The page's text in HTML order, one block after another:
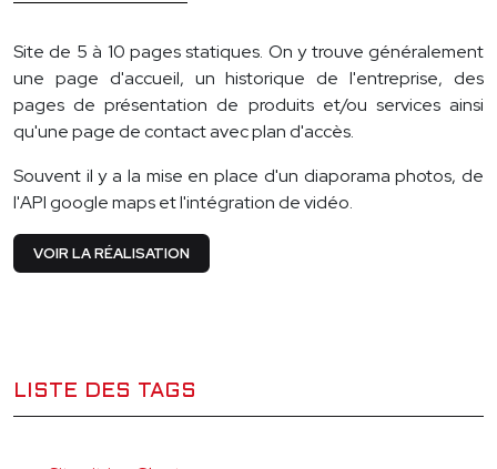
Site de 5 à 10 pages statiques. On y trouve généralement
une page d'accueil, un historique de l'entreprise, des
pages de présentation de produits et/ou services ainsi
qu'une page de contact avec plan d'accès.
Souvent il y a la mise en place d'un diaporama photos, de
l'API google maps et l'intégration de vidéo.
VOIR LA RÉALISATION
LISTE DES TAGS